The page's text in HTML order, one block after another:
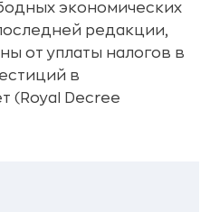
экономических
редакции,
от уплаты налогов в
в
(Royal Decree